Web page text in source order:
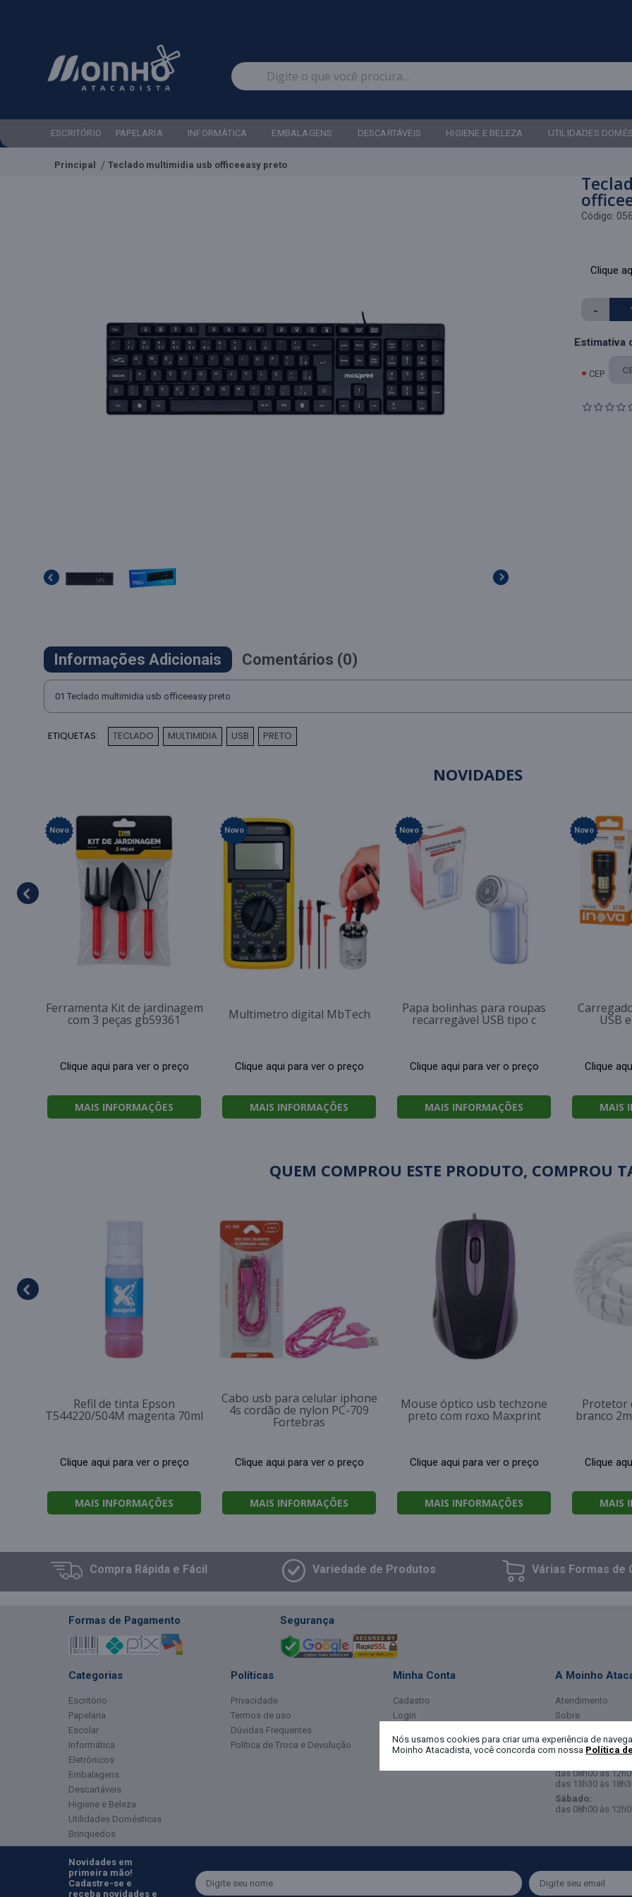
ESCRITÓRIO PAPELARIA INFORMÁTICA EMBALAGENS DESCARTÁVEIS HIGIENE E BELEZA UTILIDADES
Principal Teclado multimidia usb officeeasy preto
Código:
Clique
-
Estimativa
CEP
Informações Adicionais Comentários (0)
01 Teclado multimidia usb officeeasy preto
ETIQUETAS: TECLADO MULTIMIDIA USB PRETO
NOVIDADES
Novo
Ferramenta Kit de jardinagem
com 3 peças gb59361
Clique aqui para ver o preço
MAIS INFORMAÇÕES
Novo
Multimetro digital MbTech
Clique aqui para ver o preço
MAIS INFORMAÇÕES
Novo
Papa bolinhas para roupas
recarregável USB tipo c
Clique aqui para ver o preço
MAIS INFORMAÇÕES
Novo
USB
Clique
MAIS
QUEM COMPROU ESTE PRODUTO, COMPROU
Refil de tinta Epson
T544220/504M magenta 70ml
Clique aqui para ver o preço
MAIS INFORMAÇÕES
Cabo usb para celular iphone
4s cordão de nylon PC-709
Fortebras
Clique aqui para ver o preço
MAIS INFORMAÇÕES
Mouse óptico usb techzone
preto com roxo Maxprint
Clique aqui para ver o preço
MAIS INFORMAÇÕES
Protetor
branco
Clique
MAIS
Compra Rápida e Fácil Variedade de Produtos Várias Formas de
Nós usamos cookies para criar uma experiência de
Moinho Atacadista, você concorda com nossa Política
Formas de Pagamento Segurança
Categorias
Escritório
Papelaria
Escolar
Informática
Eletrônicos
Embalagens
Descartáveis
Higiene e Beleza
Utilidades Domésticas
Brinquedos
Políticas
Privacidade
Termos de uso
Dúvidas Frequentes
Política de Troca e Devolução
Minha Conta
Cadastro
Login
Meus Pedidos
A Moinho
Atendimento
Sobre
Horário de
das 08h00 às
das 13h30 às
Sábado:
das 08h00 às
Novidades em
primeira mão!
Cadastre-se e
receba novidades e